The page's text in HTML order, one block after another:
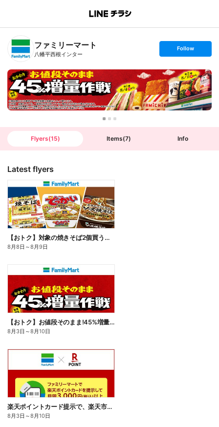
B
n
T
ファミリーマート
八幡平西根インター
s
t
o
l
l
o
w
Follow
Flyers(15) Items(7) Info
Latest flyers
【おトク】対象の焼きそば2個買うと100円引き!
8月8日 ～8月9日
【おトク】お値段そのまま!45%増量作戦!
8月3日 ～8月10日
楽天ポイントカード提示で、楽天市場でのお買い物がおトクに!
8月3日 ～8月10日